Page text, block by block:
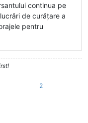
continua pe
de curățare a
pentru
2